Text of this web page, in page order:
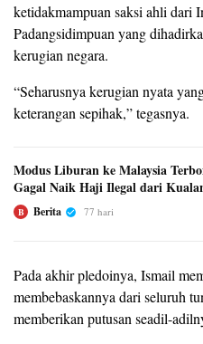
ketidakmampuan saksi ahli dari
Padangsidimpuan yang
kerugian negara.
“Seharusnya kerugian nyata
keterangan sepihak,” tegasnya.
Modus Liburan ke Malaysia
Gagal Naik Haji Ilegal dari
B Berita 77 hari
Pada akhir pledoinya, Ismail
membebaskannya dari seluruh
memberikan putusan seadil-